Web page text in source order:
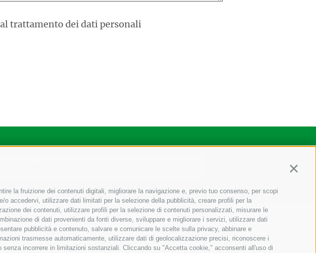
la fruizione dei contenuti digitali, migliorare la navigazione e, previo tuo consenso, per scopi
accedervi, utilizzare dati limitati per la selezione della pubblicità, creare profili per la
dei contenuti, utilizzare profili per la selezione di contenuti personalizzati, misurare le
di dati provenienti da fonti diverse, sviluppare e migliorare i servizi, utilizzare dati
pubblicità e contenuto, salvare e comunicare le scelte sulla privacy, abbinare e
trasmesse automaticamente, utilizzare dati di geolocalizzazione precisi, riconoscere i
incorrere in limitazioni sostanziali. Cliccando su "Accetta cookie," acconsenti all'uso di
trattamento dei dati personali
Via Marconi 1b I-39100 Bolzano